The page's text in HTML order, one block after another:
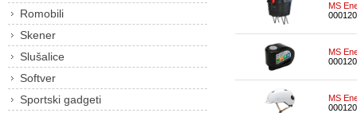
Romobili
Skener
Slušalice
Softver
Sportski gadgeti
MS
MS
MS